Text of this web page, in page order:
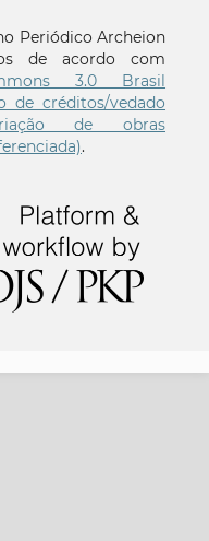
Periódico Archeion
de acordo com
3.0 Brasil
de créditos/vedado
de obras
.